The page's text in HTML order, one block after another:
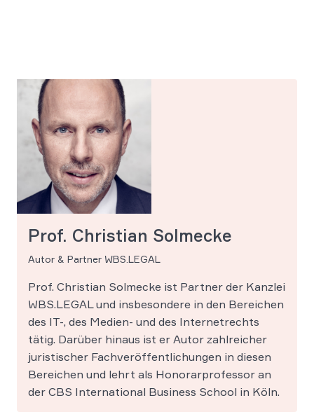
Prof. Christian Solmecke
Autor & Partner WBS.LEGAL
Prof. Christian Solmecke ist Partner der Kanzlei
WBS.LEGAL und insbesondere in den Bereichen
des IT-, des Medien- und des Internetrechts
tätig. Darüber hinaus ist er Autor zahlreicher
juristischer Fachveröffentlichungen in diesen
Bereichen und lehrt als Honorarprofessor an
der CBS International Business School in Köln.